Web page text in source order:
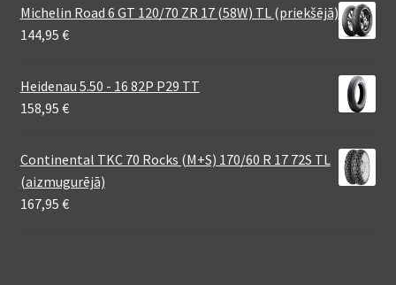
Michelin Road 6 GT 120/70 ZR 17 (58W) TL (priekšējā)
144,95 €
Heidenau 5.50 - 16 82P P29 TT
158,95 €
Continental TKC 70 Rocks (M+S) 170/60 R 17 72S TL
(aizmugurējā)
167,95 €